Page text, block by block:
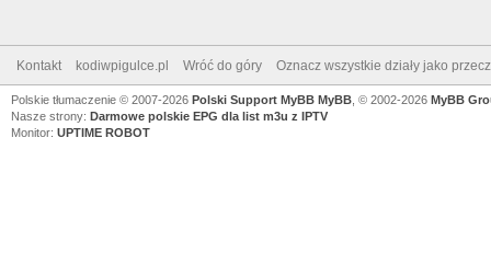
Kontakt kodiwpigulce.pl Wróć do góry Oznacz wszystkie działy jako
Polskie tłumaczenie © 2007-2026 Polski Support MyBB MyBB , © 2002-2026 MyBB
Nasze strony: Darmowe polskie EPG dla list m3u z IPTV
Monitor: UPTIME ROBOT